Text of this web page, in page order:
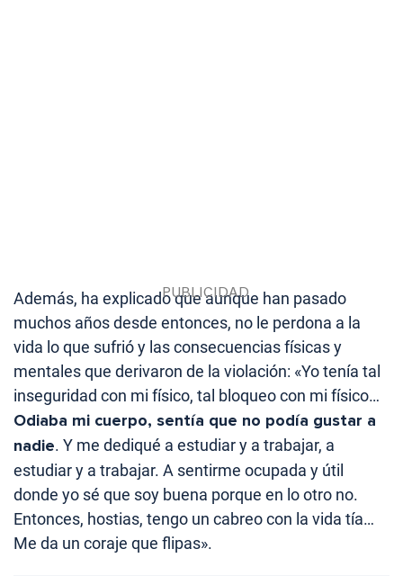
Además, ha explicado que aunque han pasado
muchos años desde entonces, no le perdona a la
vida lo que sufrió y las consecuencias físicas y
mentales que derivaron de la violación: «Yo tenía tal
inseguridad con mi físico, tal bloqueo con mi físico…
Odiaba mi cuerpo, sentía que no podía gustar a
nadie. Y me dediqué a estudiar y a trabajar, a
estudiar y a trabajar. A sentirme ocupada y útil
donde yo sé que soy buena porque en lo otro no.
Entonces, hostias, tengo un cabreo con la vida tía…
Me da un coraje que flipas».